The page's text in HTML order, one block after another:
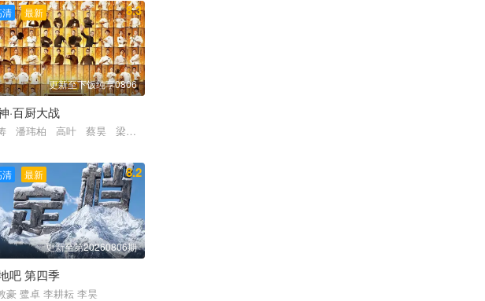
星旭 王玉雯 林一
最新
清 8.3
更新至下饭纯享0806
·百厨大战
潘玮柏 高叶 蔡昊 梁经伦 周晓燕
贺峻霖
最新
清 8.2
更新至第20260806期
吧 第四季
豪 鹭卓 李耕耘 李昊